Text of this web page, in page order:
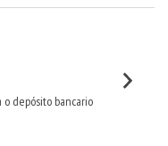
o depósito bancario